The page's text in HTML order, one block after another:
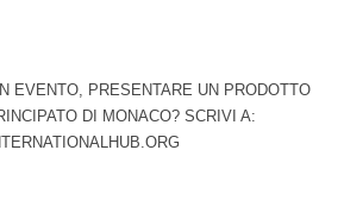
EVENTO, PRESENTARE UN PRODOTTO
DI MONACO? SCRIVI A: